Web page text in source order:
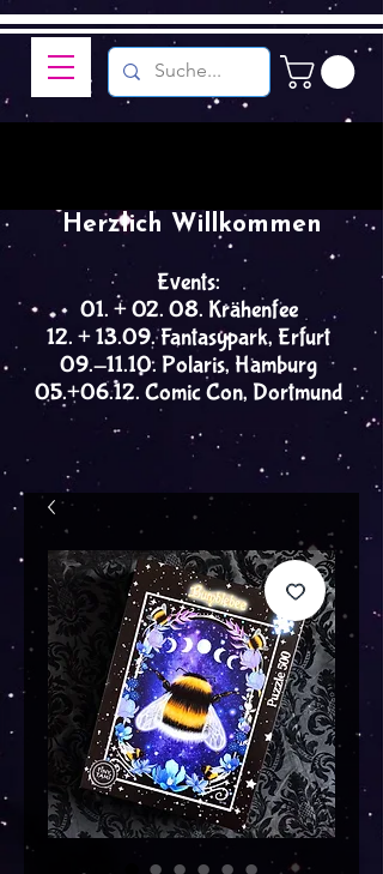
Events:
01. + 02. 08. Krähenfee
12. + 13.09. Fantasypark, Erfurt
09.-11.10. Polaris, Hamburg
05.+06.12. Comic Con, Dortmund
Herzlich Willkommen